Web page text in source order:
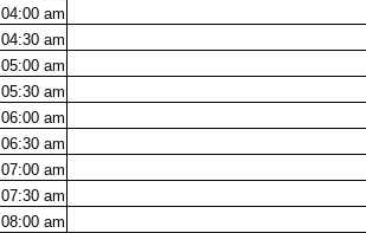
04:00 am
04:30 am
05:00 am
05:30 am
06:00 am
06:30 am
07:00 am
07:30 am
08:00 am